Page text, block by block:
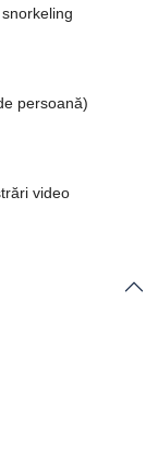
persoană)
video